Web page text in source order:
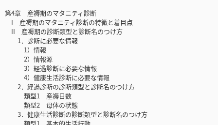
第4章 産褥期のマタニティ診断
I 産褥期のマタニティ診断の特徴と着目点
II 産褥期の診断類型と診断名のつけ方
1．診断に必要な情報
1）情報
2）情報源
3）経過診断に必要な情報
4）健康生活診断に必要な情報
2．経過診断の診断類型と診断名のつけ方
類型1 産褥日数
類型2 母体の状態
3．健康生活診断の診断類型と診断名のつけ方